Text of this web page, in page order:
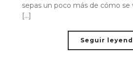
sepas un poco más de cómo se
[...]
Seguir